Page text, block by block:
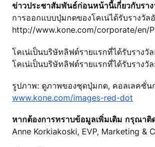
ข่าวประชาสัมพันธ์ก่อนหน้านี้เกี่ยวกับรา
การออกแบบปุ่มกดของโคเน่ได้รับรางวัล
http://www.kone.com/corporate/en/
โคเน่เป็นบริษัทลิฟต์รายแรกที่ได้รับรางวั
โคเน่เป็นบริษัทลิฟต์รายแรกที่ได้รับรางวั
รูปภาพ: ดูภาพของชุดปุ่มกด, คอลเลคชั่น
www.kone.com/images-red-dot
หากต้องการทราบข้อมูลเพิ่มเติม กรุณาติ
Anne Korkiakoski, EVP, Marketing &